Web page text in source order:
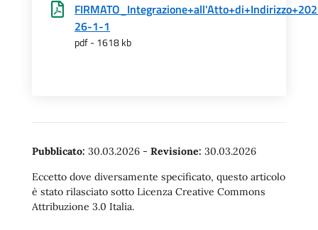
26-1-1
pdf - 1618 kb
Pubblicato: 30.03.2026 - Revisione: 30.03.2026
Eccetto dove diversamente specificato, questo articolo
è stato rilasciato sotto Licenza Creative Commons
Attribuzione 3.0 Italia.